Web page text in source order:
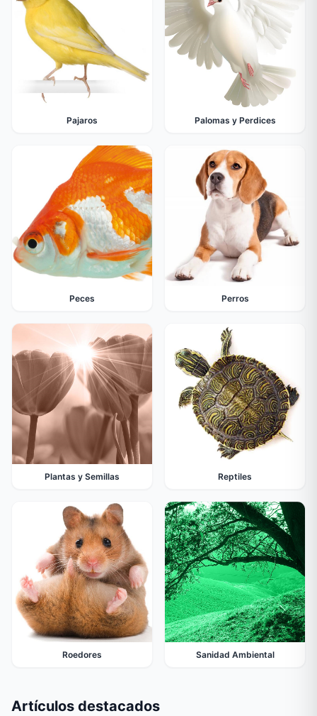
Pajaros Palomas y Perdices
Peces Perros
Plantas y Semillas Reptiles
Roedores Sanidad Ambiental
Artículos destacados